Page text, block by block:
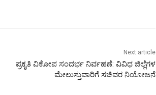
Next article
ಪ್ರಕೃತಿ ವಿಕೋಪ ಸಂದರ್ಭ ನಿರ್ವಹಣೆ: ವಿವಿಧ ಜಿಲ್ಲೆಗಳ
ಮೇಲುಸ್ತುವಾರಿಗೆ ಸಚಿವರ ನಿಯೋಜನೆ